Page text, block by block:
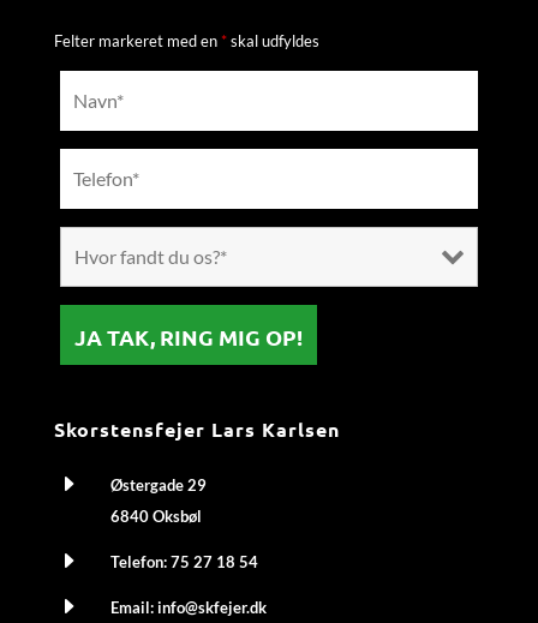
Felter markeret med en*skal udfyldes
Skorstensfejer Lars Karlsen
E
Østergade 29
6840 Oksbøl
E Telefon:75 27 18 54
E Email:info@skfejer.dk